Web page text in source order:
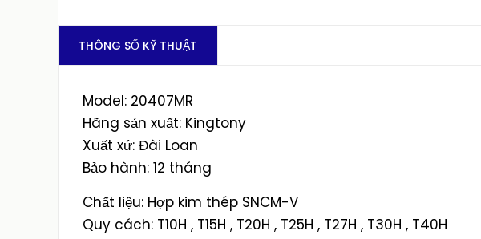
THÔNG SỐ KỸ THUẬT
Model: 20407MR
Hãng sản xuất: Kingtony
Xuất xứ: Đài Loan
Bảo hành: 12 tháng
Chất liệu: Hợp kim thép SNCM-V
Quy cách: T10H , T15H , T20H , T25H , T27H , T30H , T40H